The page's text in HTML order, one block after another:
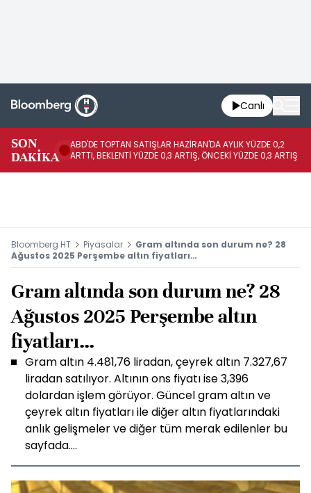
Canlı
SON
DAKİKA
ABD'DE TOPTAN SATIŞLAR HAZİRAN'DA AYLIK YÜZDE 0,2
ARTTI, BEKLENTİ YÜZDE 0,3 ARTIŞ, ÖNCEKİ YÜZDE 0,3 ARTIŞ
Bloomberg HT Piyasalar
Gram altında son durum ne? 28
Ağustos 2025 Perşembe altın fiyatları…
Gram altında son durum ne? 28
Ağustos 2025 Perşembe altın
fiyatları…
Gram altın 4.481,76 liradan, çeyrek altın 7.327,67
liradan satılıyor. Altının ons fiyatı ise 3,396
dolardan işlem görüyor. Güncel gram altın ve
çeyrek altın fiyatları ile diğer altın fiyatlarındaki
anlık gelişmeler ve diğer tüm merak edilenler bu
sayfada....